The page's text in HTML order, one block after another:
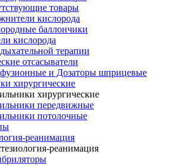
товары
кислорода
баллончики
кислорода
терапии
отсасыватели
и Дозаторы шприцевые
хирургические
хирургические
передвижные
потолочные
реанимация
реанимация